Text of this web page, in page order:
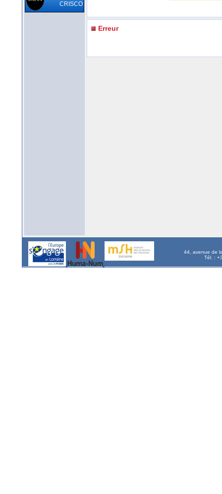
CRISCO
Erreur
44, avenue de
Tél. :